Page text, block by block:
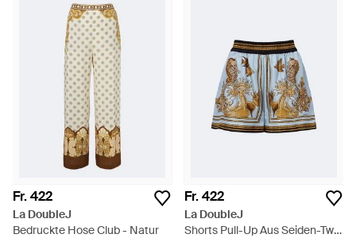
Fr. 422
La DoubleJ
Bedruckte Hose Club - Natur
Fr. 422
La DoubleJ
Shorts Pull-Up Aus Seiden-Twill